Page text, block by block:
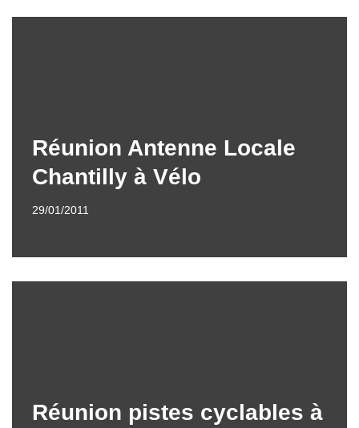
Réunion Antenne Locale
Chantilly à Vélo
29/01/2011
Réunion pistes cyclables à